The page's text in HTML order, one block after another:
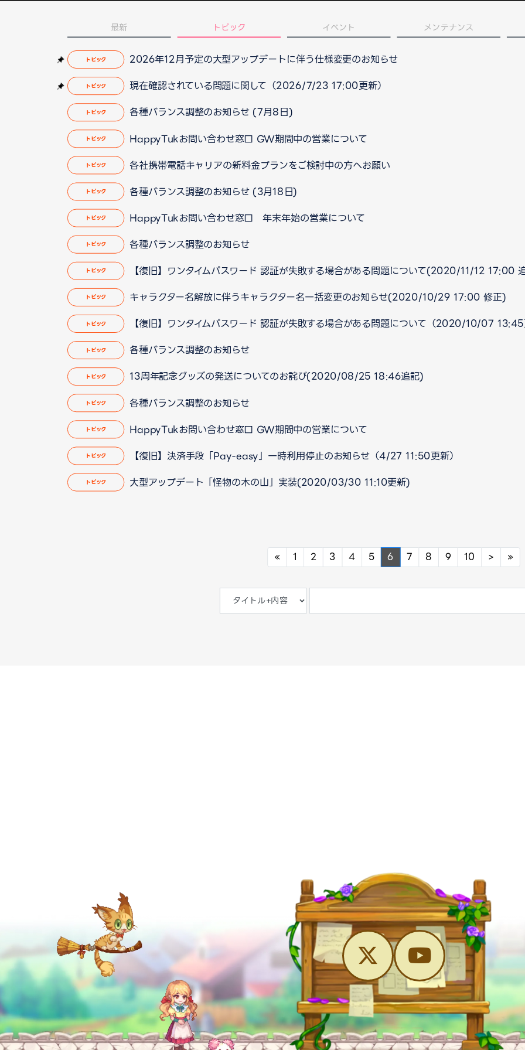
最新 トピック イベント メンテナンス
トピック 2026年12月予定の大型アップデートに伴う仕様変更のお知らせ
トピック 現在確認されている問題に関して（2026/7/23 17:00更新）
トピック 各種バランス調整のお知らせ (7月8日)
トピック HappyTukお問い合わせ窓口 GW期間中の営業について
トピック 各社携帯電話キャリアの新料金プランをご検討中の方へお願い
トピック 各種バランス調整のお知らせ (3月18日)
トピック HappyTukお問い合わせ窓口 年末年始の営業について
トピック 各種バランス調整のお知らせ
トピック 【復旧】ワンタイムパスワード 認証が失敗する場合がある問題について(2020/11/12 17:00
トピック キャラクター名解放に伴うキャラクター名一括変更のお知らせ(2020/10/29 17:00 修正)
トピック 【復旧】ワンタイムパスワード 認証が失敗する場合がある問題について（2020/10/07
トピック 各種バランス調整のお知らせ
トピック 13周年記念グッズの発送についてのお詫び(2020/08/25 18:46追記)
トピック 各種バランス調整のお知らせ
トピック HappyTukお問い合わせ窓口 GW期間中の営業について
トピック 【復旧】決済手段「Pay-easy」一時利用停止のお知らせ（4/27 11:50更新）
トピック 大型アップデート「怪物の木の山」実装(2020/03/30 11:10更新)
« Previous
1 2 3 4 5 6 7 8 9 10 > Next
»